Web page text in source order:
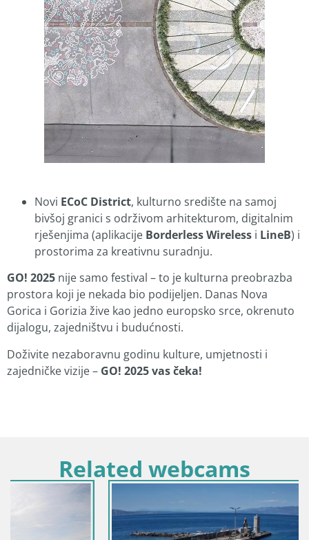
Novi ECoC District, kulturno središte na samoj
bivšoj granici s održivom arhitekturom, digitalnim
rješenjima (aplikacije Borderless Wireless i LineB) i
prostorima za kreativnu suradnju.
GO! 2025 nije samo festival – to je kulturna preobrazba
prostora koji je nekada bio podijeljen. Danas Nova
Gorica i Gorizia žive kao jedno europsko srce, okrenuto
dijalogu, zajedništvu i budućnosti.
Doživite nezaboravnu godinu kulture, umjetnosti i
zajedničke vizije – GO! 2025 vas čeka!
Related webcams